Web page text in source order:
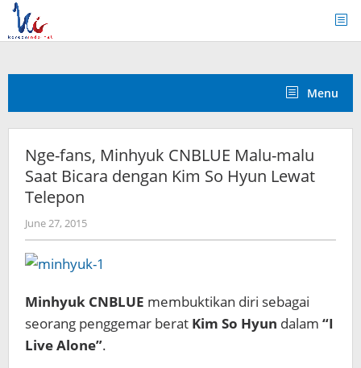
Skip
content
Menu
Nge-fans, Minhyuk CNBLUE Malu-malu
Saat Bicara dengan Kim So Hyun Lewat
Telepon
June 27, 2015by
Koreanindo
Minhyuk CNBLUE membuktikan diri sebagai
seorang penggemar berat Kim So Hyun dalam “I
Live Alone”.